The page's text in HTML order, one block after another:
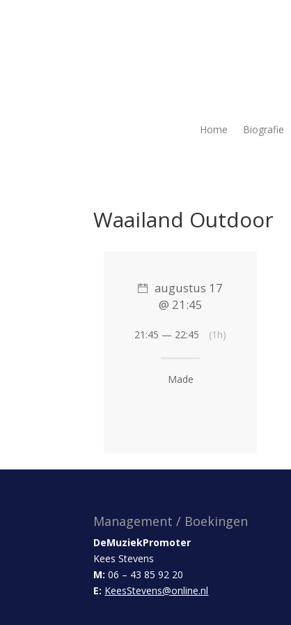
Home Biografie
Waailand Outdoor
augustus 17
@ 21:45
21:45 — 22:45 (1h)
Made
Management / Boekingen
DeMuziekPromoter
Kees Stevens
M: 06 – 43 85 92 20
E: KeesStevens@online.nl